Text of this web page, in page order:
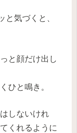
と気づくと、
と顔だけ出し
ひと鳴き。
しないけれ
くれるように